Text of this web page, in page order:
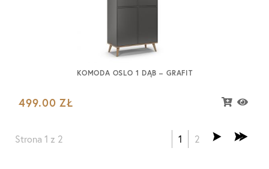
KOMODA OSLO 1 DĄB – GRAFIT
499.00 ZŁ
Strona 1 z 2 1 2